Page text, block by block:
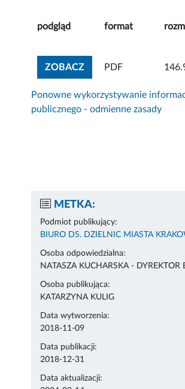
podgląd format
ZOBACZZOBACZ ZAŁĄCZNIK
PDF
Ponowne wykorzystywanie
publicznego - odmienne zasady
METKA:
Podmiot publikujący:
BIURO DS. DZIELNIC MIASTA
Osoba odpowiedzialna:
NATASZA KUCHARSKA - DYREKTOR
Osoba publikująca:
KATARZYNA KULIG
Data wytworzenia:
2018-11-09
Data publikacji:
2018-12-31
Data aktualizacji: